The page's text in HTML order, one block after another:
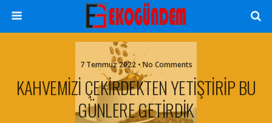
7 Temmuz 2022 • No Comments
KAHVEMİZİ ÇEKİRDEKTEN YETİŞTİRİP BU
GÜNLERE GETİRDİK